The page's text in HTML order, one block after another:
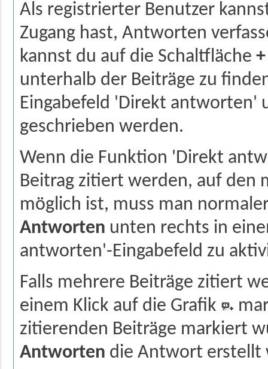
Als registrierter Benutzer
Zugang hast, Antworten
kannst du auf die Schaltfläche
unterhalb der Beiträge zu
Eingabefeld 'Direkt antworten'
geschrieben werden.
Wenn die Funktion 'Direkt
Beitrag zitiert werden, auf den
möglich ist, muss man
Antworten unten rechts in
antworten'-Eingabefeld zu
Falls mehrere Beiträge zitiert
einem Klick auf die Grafik
zitierenden Beiträge markiert
Antworten die Antwort erstellt